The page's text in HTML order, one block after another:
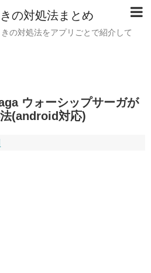
の対処法まとめ
の対処法をアプリごとで紹介して
ウォーシップサーガが
(android対応)